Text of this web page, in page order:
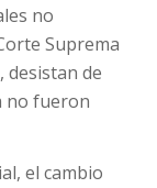
no
Suprema
desistan de
no fueron
el cambio